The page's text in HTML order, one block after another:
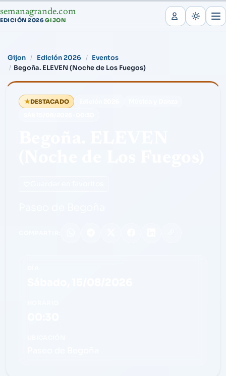
semanagrande.com
EDICIÓN 2026·GIJON
Gijon Edición 2026
Eventos
Begoña. ELEVEN (Noche de Los Fuegos)
★DESTACADO